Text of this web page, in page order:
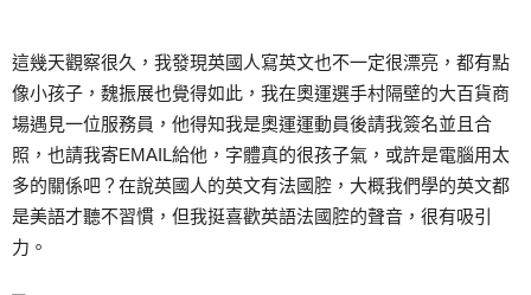
這幾天觀察很久，我發現英國人寫英文也不一定很漂亮，都有點
像小孩子，魏振展也覺得如此，我在奧運選手村隔壁的大百貨商
場遇見一位服務員，他得知我是奧運運動員後請我簽名並且合
照，也請我寄EMAIL給他，字體真的很孩子氣，或許是電腦用太
多的關係吧？在說英國人的英文有法國腔，大概我們學的英文都
是美語才聽不習慣，但我挺喜歡英語法國腔的聲音，很有吸引
力。